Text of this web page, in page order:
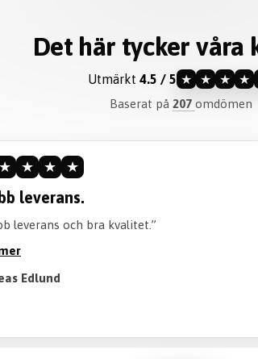
Det här tycker våra
Utmärkt 4.5 / 5 ★ ★ ★ ★
Baserat på 207 omdömen
★ ★ ★
verkligen.
är perfekt och går att tvätta perfekt!